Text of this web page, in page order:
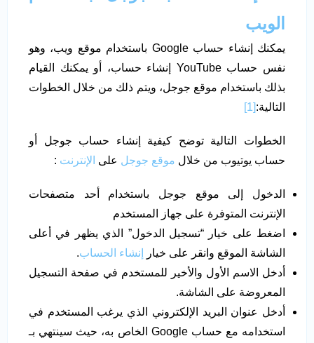
الويب
يمكنك إنشاء حساب Google باستخدام موقع ويب، وهو
نفس حساب YouTube إنشاء حساب، أو يمكنك القيام
بذلك باستخدام موقع جوجل، ويتم ذلك من خلال الخطوات
التالية:[1]
الخطوات التالية توضح كيفية إنشاء حساب جوجل أو
حساب يوتيوب من خلال موقع جوجل على الإنترنت :
الدخول إلى موقع جوجل باستخدام أحد متصفحات
الإنترنت المتوفرة على جهاز المستخدم
اضغط على خيار “تسجيل الدخول” الذي يظهر في أعلى
الشاشة الموقع وانقر على خيار
إنشاء الحساب.
أدخل الاسم الأول والأخير للمستخدم في صفحة التسجيل
المعروضة على الشاشة.
أدخل عنوان البريد الإلكتروني الذي يرغب المستخدم في
استخدامه مع حساب Google الخاص به، حيث سينتهي بـ